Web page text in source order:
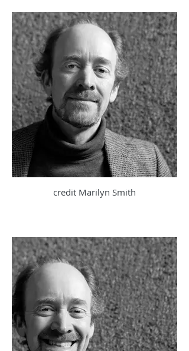
credit Marilyn Smith